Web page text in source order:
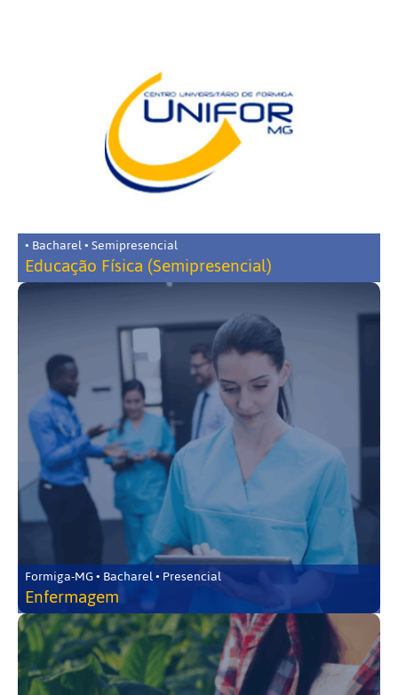
• Bacharel • Semipresencial
Educação Física (Semipresencial)
Formiga-MG • Bacharel • Presencial
Enfermagem